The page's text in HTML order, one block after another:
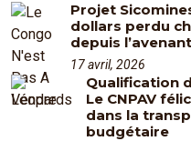
Projet
dollars perdu
depuis
17 avril, 2026
Qualification
Le CNPAV
dans la
budgétaire